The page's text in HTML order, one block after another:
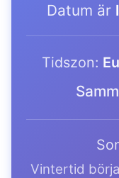
Datum är
Tidszon:
Vintertid